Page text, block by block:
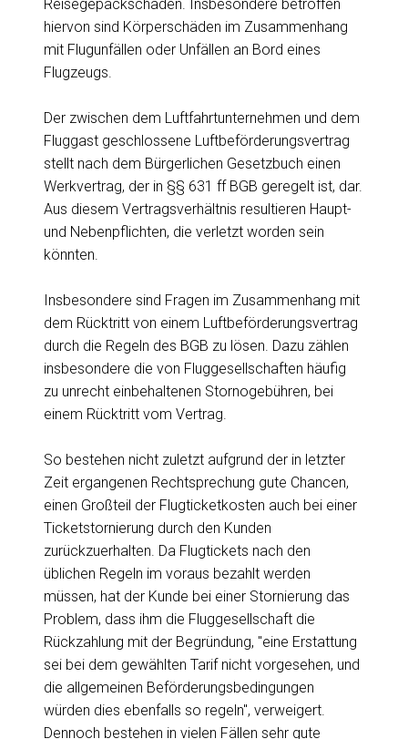
Reisegepäckschäden. Insbesondere betroffen
hiervon sind Körperschäden im Zusammenhang
mit Flugunfällen oder Unfällen an Bord eines
Flugzeugs.
Der zwischen dem Luftfahrtunternehmen und dem
Fluggast geschlossene Luftbeförderungsvertrag
stellt nach dem Bürgerlichen Gesetzbuch einen
Werkvertrag, der in §§ 631 ff BGB geregelt ist, dar.
Aus diesem Vertragsverhältnis resultieren Haupt-
und Nebenpflichten, die verletzt worden sein
könnten.
Insbesondere sind Fragen im Zusammenhang mit
dem Rücktritt von einem Luftbeförderungsvertrag
durch die Regeln des BGB zu lösen. Dazu zählen
insbesondere die von Fluggesellschaften häufig
zu unrecht einbehaltenen Stornogebühren, bei
einem Rücktritt vom Vertrag.
So bestehen nicht zuletzt aufgrund der in letzter
Zeit ergangenen Rechtsprechung gute Chancen,
einen Großteil der Flugticketkosten auch bei einer
Ticketstornierung durch den Kunden
zurückzuerhalten. Da Flugtickets nach den
üblichen Regeln im voraus bezahlt werden
müssen, hat der Kunde bei einer Stornierung das
Problem, dass ihm die Fluggesellschaft die
Rückzahlung mit der Begründung, "eine Erstattung
sei bei dem gewählten Tarif nicht vorgesehen, und
die allgemeinen Beförderungsbedingungen
würden dies ebenfalls so regeln", verweigert.
Dennoch bestehen in vielen Fällen sehr gute